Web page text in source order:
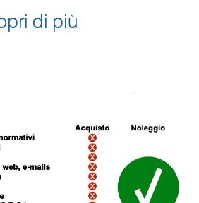
di più